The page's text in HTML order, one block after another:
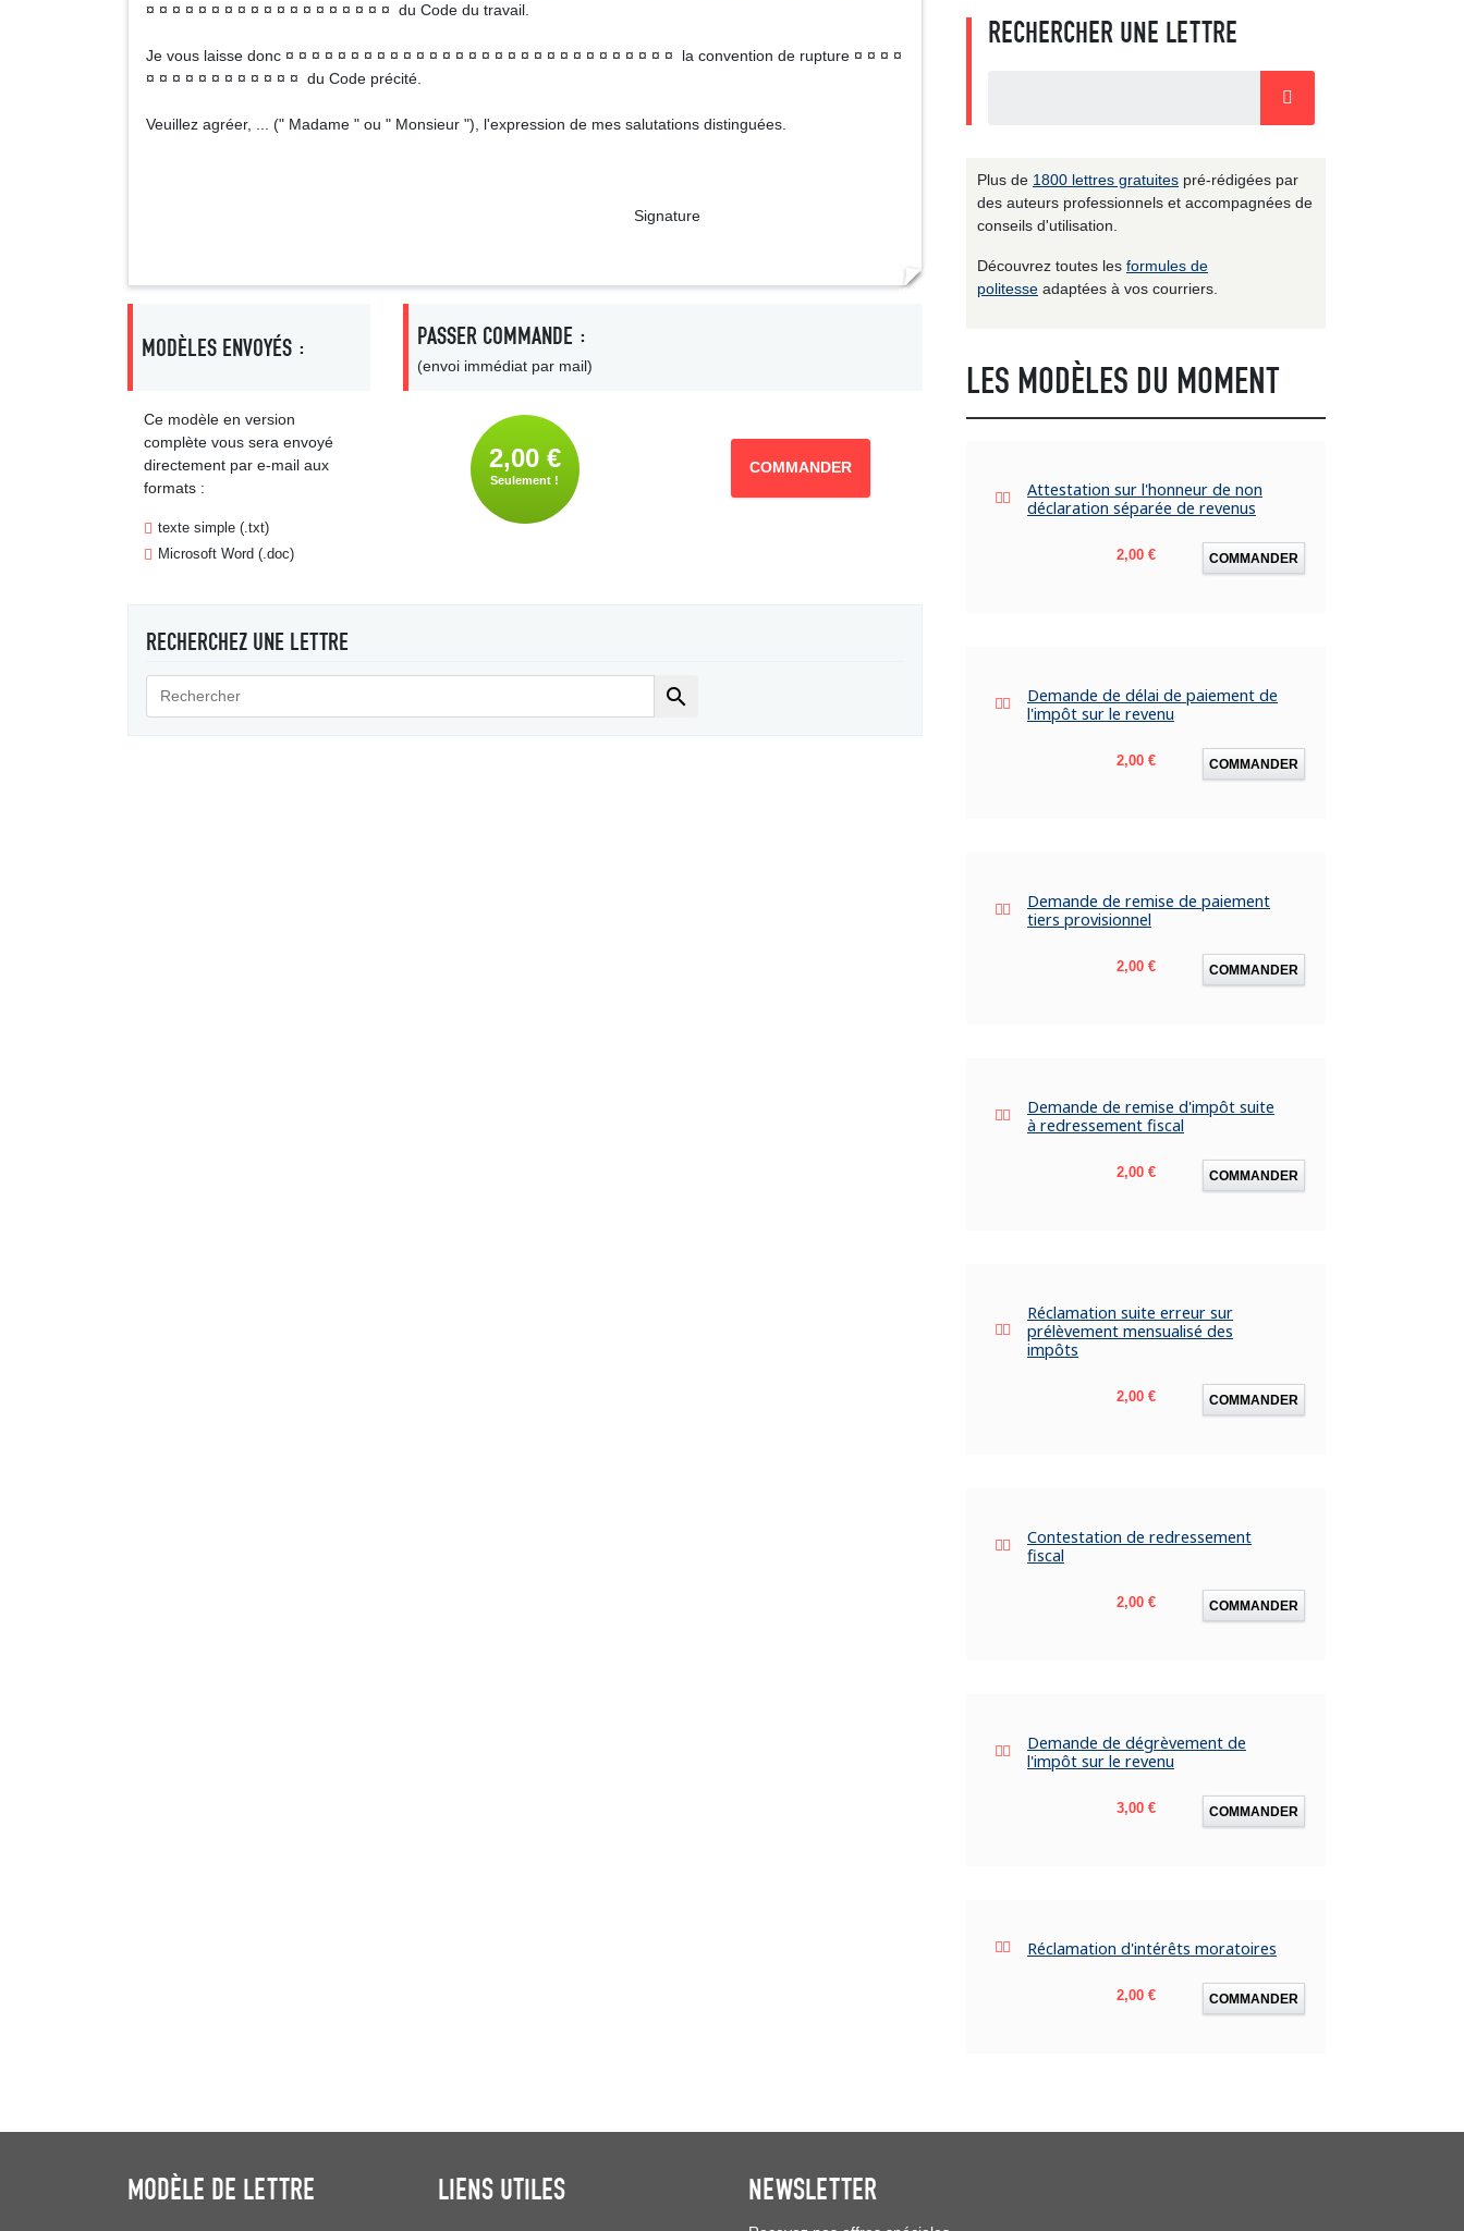
¤ ¤ ¤ ¤ ¤ ¤ ¤ ¤ ¤ ¤ ¤ ¤ ¤ ¤ ¤ ¤ ¤ ¤ ¤ du Code du travail.
Je vous laisse donc ¤ ¤ ¤ ¤ ¤ ¤ ¤ ¤ ¤ ¤ ¤ ¤ ¤ ¤ ¤ ¤ ¤ ¤ ¤ ¤ ¤ ¤ ¤ ¤ ¤ ¤ ¤ ¤ ¤ ¤ la convention de rupture ¤ ¤ ¤ ¤
¤ ¤ ¤ ¤ ¤ ¤ ¤ ¤ ¤ ¤ ¤ ¤ du Code précité.
Veuillez agréer, ... (" Madame " ou " Monsieur "), l'expression de mes salutations distinguées.
Signature
MODÈLES ENVOYÉS :
Ce modèle en version
complète vous sera envoyé
directement par e-mail aux
formats :
texte simple (.txt)
Microsoft Word (.doc)
PASSER COMMANDE :
(envoi immédiat par mail)
2,00 €
Seulement !
COMMANDER
RECHERCHEZ UNE LETTRE

RECHERCHER UNE LETTRE
Plus de 1800 lettres gratuites pré-rédigées par
des auteurs professionnels et accompagnées de
conseils d'utilisation.
Découvrez toutes les formules de
politesse adaptées à vos courriers.
LES MODÈLES DU MOMENT
Attestation sur l'honneur de non
déclaration séparée de revenus
Prix
2,00 € COMMANDER
Demande de délai de paiement de
l'impôt sur le revenu
Prix
2,00 € COMMANDER
Demande de remise de paiement
tiers provisionnel
Prix
2,00 € COMMANDER
Demande de remise d'impôt suite
à redressement fiscal
Prix
2,00 € COMMANDER
Réclamation suite erreur sur
prélèvement mensualisé des
impôts
Prix
2,00 € COMMANDER
Contestation de redressement
fiscal
Prix
2,00 € COMMANDER
Demande de dégrèvement de
l'impôt sur le revenu
Prix
3,00 € COMMANDER
Réclamation d'intérêts moratoires
Prix
2,00 € COMMANDER
MODÈLE DE LETTRE LIENS UTILES NEWSLETTER